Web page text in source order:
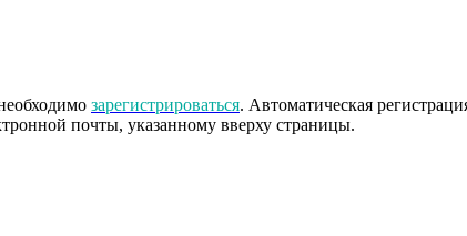
зарегистрироваться. Автоматическая
почты, указанному вверху страницы.